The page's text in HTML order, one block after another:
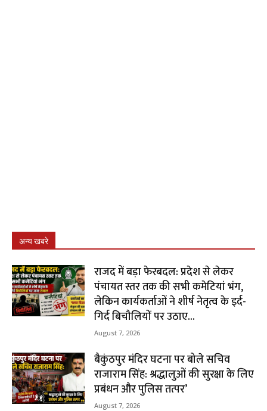
अन्य खबरे
राजद में बड़ा फेरबदल: प्रदेश से लेकर
पंचायत स्तर तक की सभी कमेटियां भंग,
लेकिन कार्यकर्ताओं ने शीर्ष नेतृत्व के इर्द-
गिर्द बिचौलियों पर उठाए...
August 7, 2026
बैकुंठपुर मंदिर घटना पर बोले सचिव
राजाराम सिंह: श्रद्धालुओं की सुरक्षा के लिए
प्रबंधन और पुलिस तत्पर’
August 7, 2026